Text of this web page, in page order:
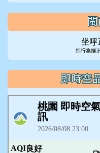
坐呼
指行為端
即時空